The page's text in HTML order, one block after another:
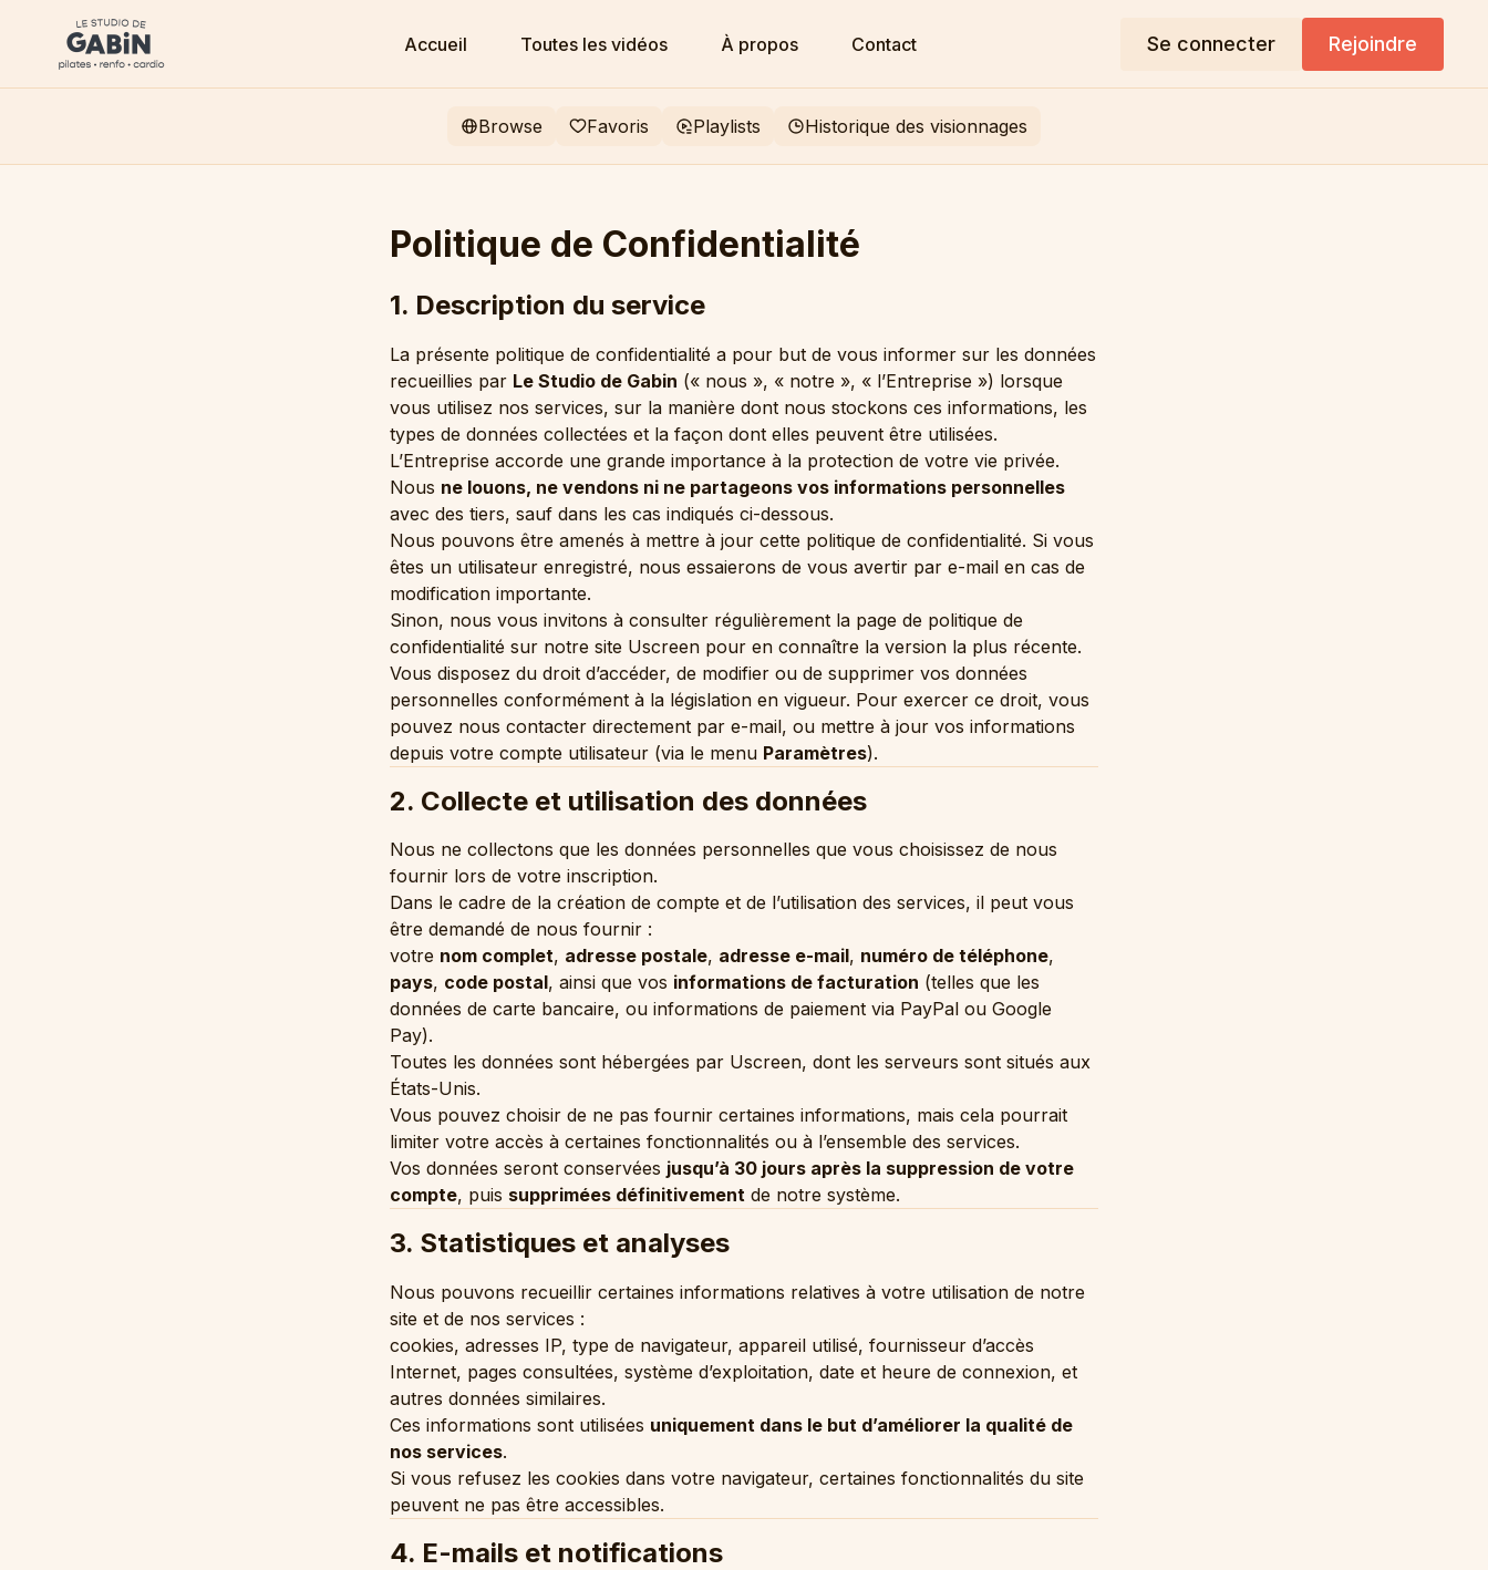
Accueil Toutes les vidéos À propos Contact Se connecter Rejoindre
Browse Favoris Playlists Historique des visionnages
Politique de Confidentialité
1. Description du service
La présente politique de confidentialité a pour but de vous informer sur les données
recueillies par Le Studio de Gabin (« nous », « notre », « l’Entreprise ») lorsque
vous utilisez nos services, sur la manière dont nous stockons ces informations, les
types de données collectées et la façon dont elles peuvent être utilisées.
L’Entreprise accorde une grande importance à la protection de votre vie privée.
Nous ne louons, ne vendons ni ne partageons vos informations personnelles
avec des tiers, sauf dans les cas indiqués ci-dessous.
Nous pouvons être amenés à mettre à jour cette politique de confidentialité. Si vous
êtes un utilisateur enregistré, nous essaierons de vous avertir par e-mail en cas de
modification importante.
Sinon, nous vous invitons à consulter régulièrement la page de politique de
confidentialité sur notre site Uscreen pour en connaître la version la plus récente.
Vous disposez du droit d’accéder, de modifier ou de supprimer vos données
personnelles conformément à la législation en vigueur. Pour exercer ce droit, vous
pouvez nous contacter directement par e-mail, ou mettre à jour vos informations
depuis votre compte utilisateur (via le menu Paramètres).
2. Collecte et utilisation des données
Nous ne collectons que les données personnelles que vous choisissez de nous
fournir lors de votre inscription.
Dans le cadre de la création de compte et de l’utilisation des services, il peut vous
être demandé de nous fournir :
votre nom complet, adresse postale, adresse e-mail, numéro de téléphone,
pays, code postal, ainsi que vos informations de facturation (telles que les
données de carte bancaire, ou informations de paiement via PayPal ou Google
Pay).
Toutes les données sont hébergées par Uscreen, dont les serveurs sont situés aux
États-Unis.
Vous pouvez choisir de ne pas fournir certaines informations, mais cela pourrait
limiter votre accès à certaines fonctionnalités ou à l’ensemble des services.
Vos données seront conservées jusqu’à 30 jours après la suppression de votre
compte, puis supprimées définitivement de notre système.
3. Statistiques et analyses
Nous pouvons recueillir certaines informations relatives à votre utilisation de notre
site et de nos services :
cookies, adresses IP, type de navigateur, appareil utilisé, fournisseur d’accès
Internet, pages consultées, système d’exploitation, date et heure de connexion, et
autres données similaires.
Ces informations sont utilisées uniquement dans le but d’améliorer la qualité de
nos services.
Si vous refusez les cookies dans votre navigateur, certaines fonctionnalités du site
peuvent ne pas être accessibles.
4. E-mails et notifications